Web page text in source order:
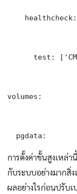
    healthcheck:
test:
volumes:
  pgdata:
การตั้งค่าขั้นสูงเหล่า
กับระบบอย่างมากสิ่
ผลอย่างไรก่อนปรับ